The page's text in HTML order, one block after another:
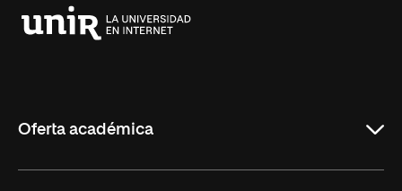
Oferta académica